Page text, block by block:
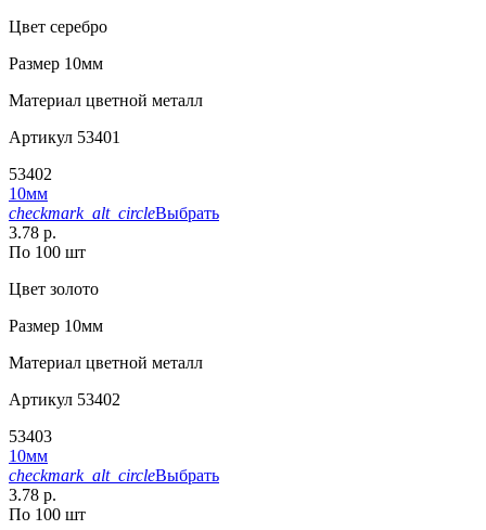
Цвет серебро
Размер 10мм
Материал цветной металл
Артикул 53401
53402
10мм
checkmark_alt_circleВыбрать
3.78 р.
По 100 шт
Цвет золото
Размер 10мм
Материал цветной металл
Артикул 53402
53403
10мм
checkmark_alt_circleВыбрать
3.78 р.
По 100 шт